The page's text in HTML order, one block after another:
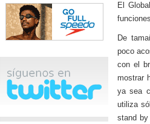
El
De
poco
con el
mostrar
ya sea
utiliza
stand by